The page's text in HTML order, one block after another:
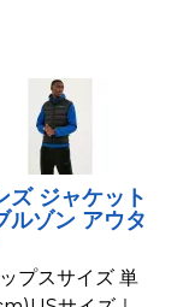
ズ ジャケット
ルゾン アウタ
プスサイズ 単